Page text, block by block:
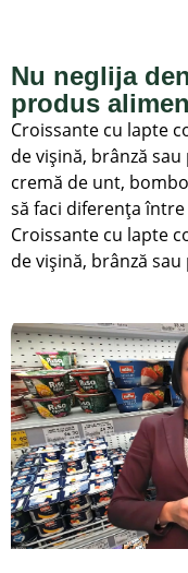
Nu neglija
produs
Croissante cu lapte
de vișină, brânză
cremă de unt,
să faci diferența
Croissante cu lapte
de vișină, brânză